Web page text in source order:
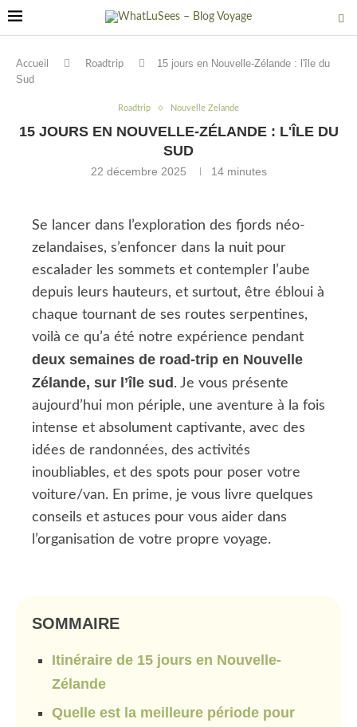
Accueil Roadtrip
15 jours en Nouvelle-Zélande : l'île du
Sud
Roadtrip Nouvelle Zelande
15 JOURS EN NOUVELLE-ZÉLANDE : L'ÎLE DU
SUD
22 décembre 2025 14 minutes
Se lancer dans l’exploration des fjords néo-
zelandaises, s’enfoncer dans la nuit pour
escalader les sommets et contempler l’aube
depuis leurs hauteurs, et surtout, être ébloui à
chaque tournant de ses routes serpentines,
voilà ce qu’a été notre expérience pendant
deux semaines de road-trip en Nouvelle
Zélande, sur l’île sud . Je vous présente
aujourd’hui mon périple, une aventure à la fois
intense et absolument captivante, avec des
idées de randonnées, des activités
inoubliables, et des spots pour poser votre
voiture/van. En prime, je vous livre quelques
conseils et astuces pour vous aider dans
l’organisation de votre propre voyage.
SOMMAIRE
Itinéraire de 15 jours en Nouvelle-
Zélande
Quelle est la meilleure période pour